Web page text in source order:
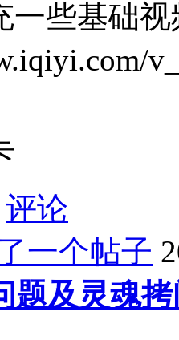
一些基础视
评论
一个帖子
题及灵魂